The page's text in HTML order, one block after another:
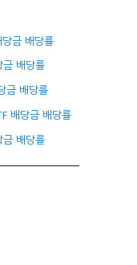
금 배당률
금 배당률
금 배당률
배당금 배당률
금 배당률